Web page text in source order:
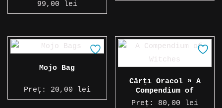
99,00 leiInterval
55,00 lei
Mojo Bag
Preț: 20,00 lei
Cărți Oracol » A
Compendium of
Witches
Preț: 80,00 lei